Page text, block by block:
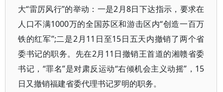
大“雷厉风行”的举动：一是2月8日下达指示，要求在
人口不满1000万的全国苏区和游击区内“创造一百万
铁的红军”;二是2月11日至15日五天内撤销了两个省
委书记的职务。先在2月11日撤销王首道的湘赣省委
书记，“罪名”是对肃反运动“右倾机会主义动摇”，15
日又撤销福建省委代理书记罗明的职务。